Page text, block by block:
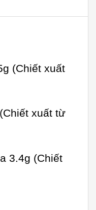
(Chiết xuất
xuất từ
3.4g (Chiết